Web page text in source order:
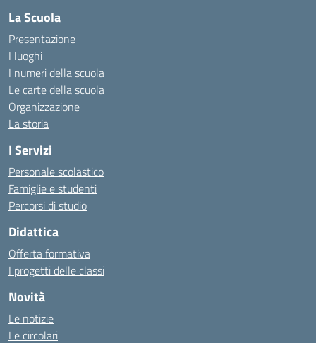
La Scuola
Presentazione
I luoghi
I numeri della scuola
Le carte della scuola
Organizzazione
La storia
I Servizi
Personale scolastico
Famiglie e studenti
Percorsi di studio
Didattica
Offerta formativa
I progetti delle classi
Novità
Le notizie
Le circolari